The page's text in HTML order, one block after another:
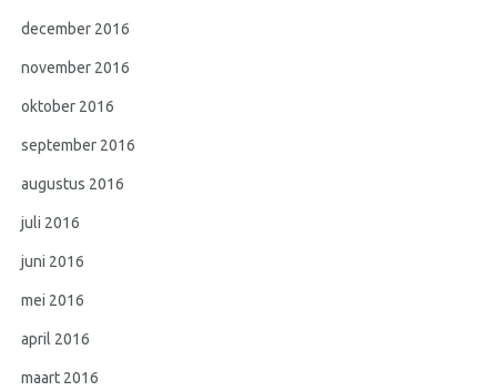
december 2016
november 2016
oktober 2016
september 2016
augustus 2016
juli 2016
juni 2016
mei 2016
april 2016
maart 2016